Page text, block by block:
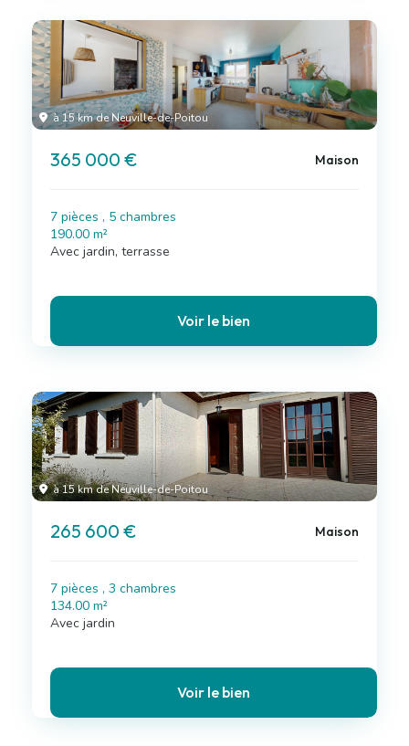
à 15 km de Neuville-de-Poitou
365 000 € Maison
7 pièces , 5 chambres
190.00 m²
Avec jardin, terrasse
Voir le bien
à 15 km de Neuville-de-Poitou
265 600 € Maison
7 pièces , 3 chambres
134.00 m²
Avec jardin
Voir le bien